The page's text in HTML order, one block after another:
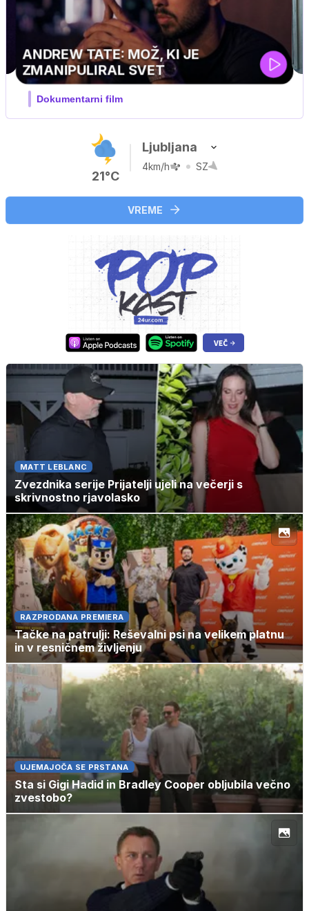
MOJ PRIJATELJ PINGVIN
Film meseca / družinski, pustolovski
21°C
Ljubljana
4km/h SZ
VREME
MATT LEBLANC
Zvezdnika serije Prijatelji ujeli na večerji s
skrivnostno rjavolasko
RAZPRODANA PREMIERA
Tačke na patrulji: Reševalni psi na velikem platnu
in v resničnem življenju
UJEMAJOČA SE PRSTANA
Sta si Gigi Hadid in Bradley Cooper obljubila večno
zvestobo?